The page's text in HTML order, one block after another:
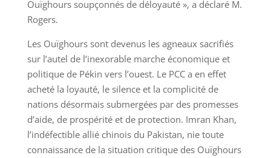
Ouïghours soupçonnés de déloyauté », a déclaré M.
Rogers.
Les Ouïghours sont devenus les agneaux sacrifiés
sur l’autel de l’inexorable marche économique et
politique de Pékin vers l’ouest. Le PCC a en effet
acheté la loyauté, le silence et la complicité de
nations désormais submergées par des promesses
d’aide, de prospérité et de protection. Imran Khan,
l’indéfectible allié chinois du Pakistan, nie toute
connaissance de la situation critique des Ouïghours